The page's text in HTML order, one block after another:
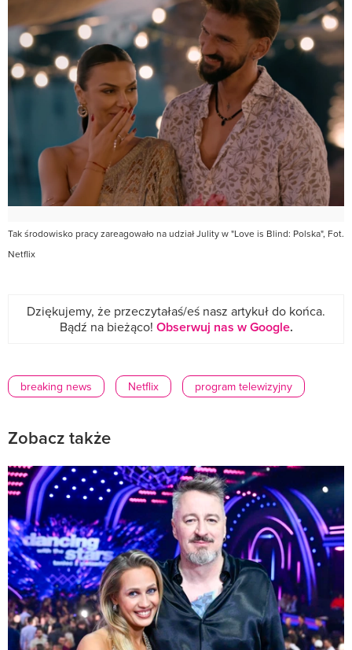
Tak środowisko pracy zareagowało na udział Julity w "Love is Blind: Polska", Fot.
Netflix
Dziękujemy, że przeczytałaś/eś nasz artykuł do końca.
Bądź na bieżąco! Obserwuj nas w Google.
breaking news Netflix program telewizyjny
Zobacz także